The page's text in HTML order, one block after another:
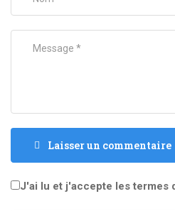
Laisser un commentaire
J'ai lu et j'accepte les termes